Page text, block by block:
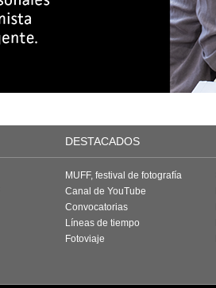
DESTACADOS
MUFF, festival de fotografía
Canal de YouTube
Convocatorias
Líneas de tiempo
Fotoviaje